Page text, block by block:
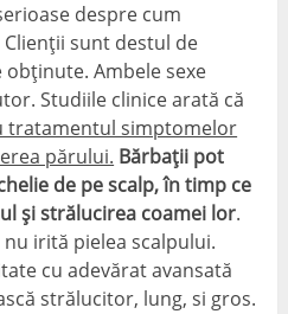
despre cum
sunt destul de
Ambele sexe
Studiile clinice arată că
tratamentul simptomelor
părului. Bărbații pot
de pe scalp, în timp ce
și strălucirea coamei lor.
irită pielea scalpului.
cu adevărat avansată
strălucitor, lung, si gros.